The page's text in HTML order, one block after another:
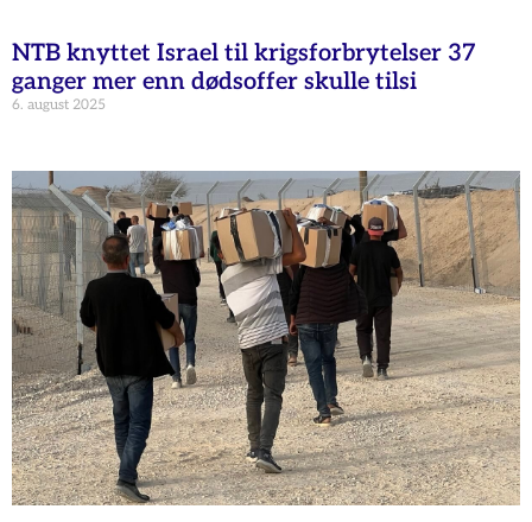
NTB knyttet Israel til krigsforbrytelser 37
ganger mer enn dødsoffer skulle tilsi
6. august 2025